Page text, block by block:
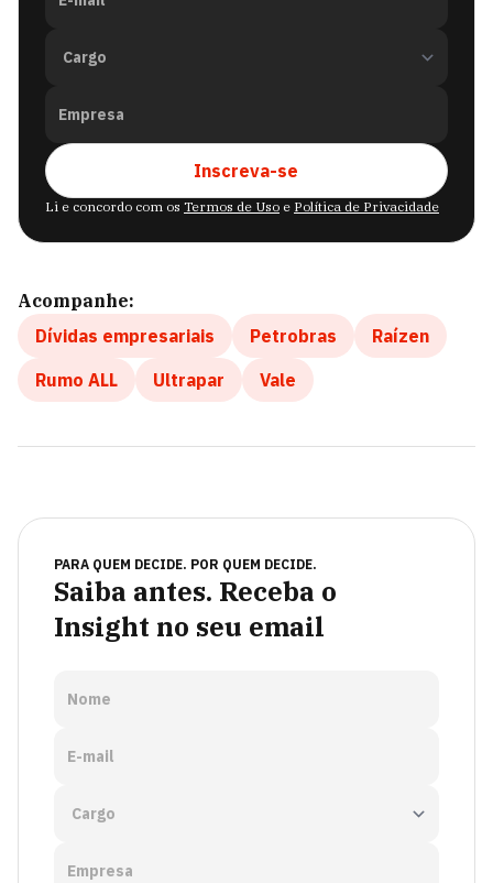
Empresa
Inscreva-se
Li e concordo com os Termos de Uso e Política de Privacidade
Acompanhe:
Dívidas empresariais
Petrobras
Raízen
Rumo ALL
Ultrapar Vale
PARA QUEM DECIDE. POR QUEM DECIDE.
Saiba antes. Receba o
Insight no seu email
Nome
E-mail
Empresa